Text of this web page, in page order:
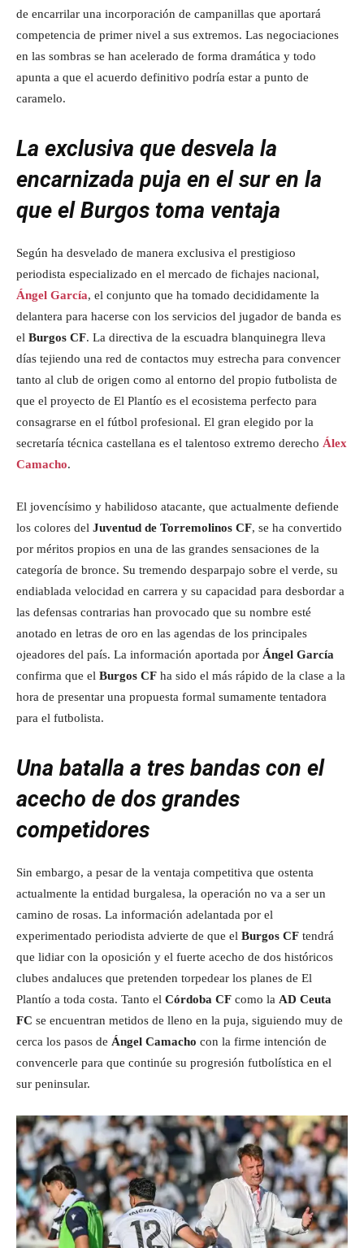
de encarrilar una incorporación de campanillas que aportará
competencia de primer nivel a sus extremos. Las negociaciones
en las sombras se han acelerado de forma dramática y todo
apunta a que el acuerdo definitivo podría estar a punto de
caramelo.
La exclusiva que desvela la
encarnizada puja en el sur en la
que el Burgos toma ventaja
Según ha desvelado de manera exclusiva el prestigioso
periodista especializado en el mercado de fichajes nacional,
Ángel García, el conjunto que ha tomado decididamente la
delantera para hacerse con los servicios del jugador de banda es
el Burgos CF. La directiva de la escuadra blanquinegra lleva
días tejiendo una red de contactos muy estrecha para convencer
tanto al club de origen como al entorno del propio futbolista de
que el proyecto de El Plantío es el ecosistema perfecto para
consagrarse en el fútbol profesional. El gran elegido por la
secretaría técnica castellana es el talentoso extremo derecho Álex
Camacho.
El jovencísimo y habilidoso atacante, que actualmente defiende
los colores del Juventud de Torremolinos CF, se ha convertido
por méritos propios en una de las grandes sensaciones de la
categoría de bronce. Su tremendo desparpajo sobre el verde, su
endiablada velocidad en carrera y su capacidad para desbordar a
las defensas contrarias han provocado que su nombre esté
anotado en letras de oro en las agendas de los principales
ojeadores del país. La información aportada por Ángel García
confirma que el Burgos CF ha sido el más rápido de la clase a la
hora de presentar una propuesta formal sumamente tentadora
para el futbolista.
Una batalla a tres bandas con el
acecho de dos grandes
competidores
Sin embargo, a pesar de la ventaja competitiva que ostenta
actualmente la entidad burgalesa, la operación no va a ser un
camino de rosas. La información adelantada por el
experimentado periodista advierte de que el Burgos CF tendrá
que lidiar con la oposición y el fuerte acecho de dos históricos
clubes andaluces que pretenden torpedear los planes de El
Plantío a toda costa. Tanto el Córdoba CF como la AD Ceuta
FC se encuentran metidos de lleno en la puja, siguiendo muy de
cerca los pasos de Ángel Camacho con la firme intención de
convencerle para que continúe su progresión futbolística en el
sur peninsular.